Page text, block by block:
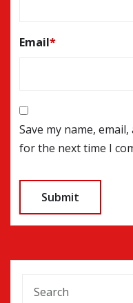
Email*
Save my name,
for the next time I